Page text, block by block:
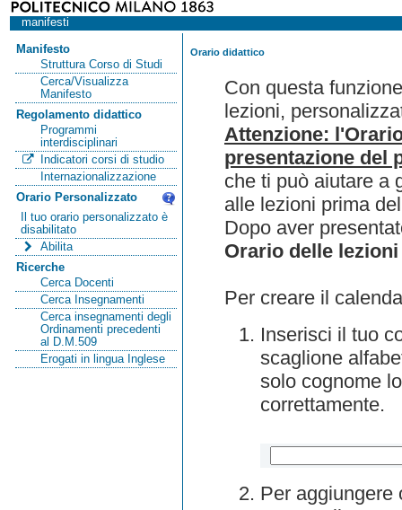
manifesti
Manifesto
Struttura Corso di Studi
Cerca/Visualizza
Manifesto
Regolamento didattico
Programmi
interdisciplinari
Indicatori corsi di studio
Internazionalizzazione
Orario Personalizzato
Il tuo orario personalizzato è
disabilitato
Abilita
Ricerche
Cerca Docenti
Cerca Insegnamenti
Cerca insegnamenti degli
Ordinamenti precedenti
al D.M.509
Erogati in lingua Inglese
Orario didattico
Con questa
lezioni,
Attenzione:
presentazione del
che ti può aiutare a
alle lezioni prima
Dopo aver
Orario delle lezioni
Per creare il
Inserisci il tuo
scaglione
solo cognome
correttamente.
Per aggiungere